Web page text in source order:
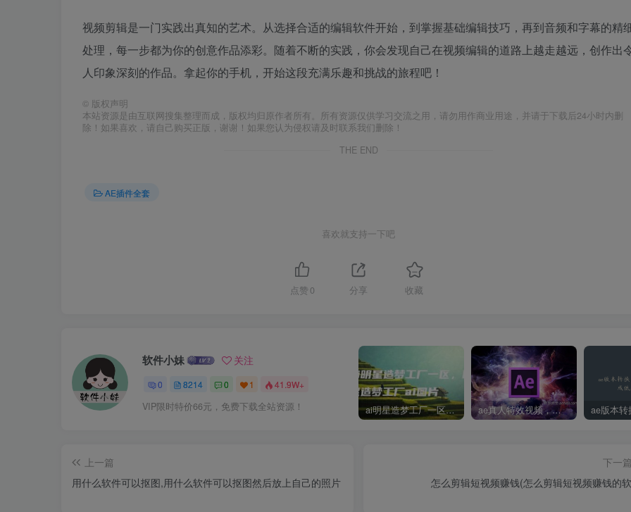
视频剪辑是一门实践出真知的艺术。从选择合适的编辑软件开始，到掌握基础编辑技巧，再到音频和字幕的精
处理，每一步都为你的创意作品添彩。随着不断的实践，你会发现自己在视频编辑的道路上越走越远，创作出
人印象深刻的作品。拿起你的手机，开始这段充满乐趣和挑战的旅程吧！
© 版权声明
本站资源是由互联网搜集整理而成，版权均归原作者所有。所有资源仅供学习交流之用，请勿用作商业用途，并请于下载后24小时内删
除！如果喜欢，请自己购买正版，谢谢！如果您认为侵权请及时联系我们删除！
THE END
AE插件全套
喜欢就支持一下吧
点赞 0 分享 收藏
软件小妹 关注
0 8214 0 1 41.9W+
VIP限时特价66元，免费下载全站资源！ ai明星造梦工厂一区，明星造梦工厂ai图片 ae真人特效视频，大学生第一次做ppt怎么做
上一篇
用什么软件可以抠图,用什么软件可以抠图然后放上自己的照片
下一篇
怎么剪辑短视频赚钱(怎么剪辑短视频赚钱的